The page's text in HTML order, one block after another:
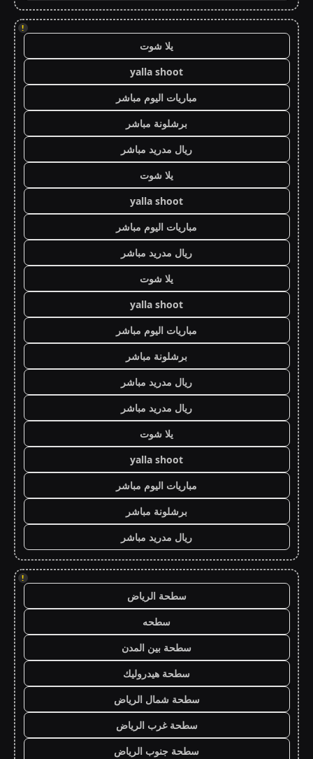
!
يلا شوت
yalla shoot
مباريات اليوم مباشر
برشلونة مباشر
ريال مدريد مباشر
يلا شوت
yalla shoot
مباريات اليوم مباشر
ريال مدريد مباشر
يلا شوت
yalla shoot
مباريات اليوم مباشر
برشلونة مباشر
ريال مدريد مباشر
ريال مدريد مباشر
يلا شوت
yalla shoot
مباريات اليوم مباشر
برشلونة مباشر
ريال مدريد مباشر
!
سطحة الرياض
سطحه
سطحة بين المدن
سطحة هيدروليك
سطحة شمال الرياض
سطحة غرب الرياض
سطحة جنوب الرياض